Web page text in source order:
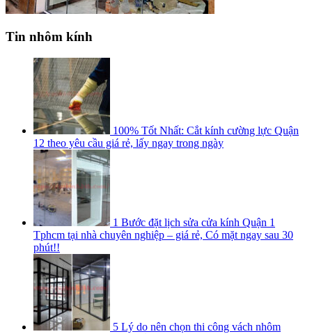
Tin nhôm kính
100% Tốt Nhất: Cắt kính cường lực Quận
12 theo yêu cầu giá rẻ, lấy ngay trong ngày
1 Bước đặt lịch sửa cửa kính Quận 1
Tphcm tại nhà chuyên nghiệp – giá rẻ, Có mặt ngay sau 30
phút!!
5 Lý do nên chọn thi công vách nhôm